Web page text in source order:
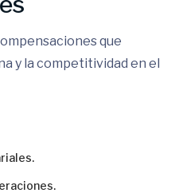
que
y la competitividad en el